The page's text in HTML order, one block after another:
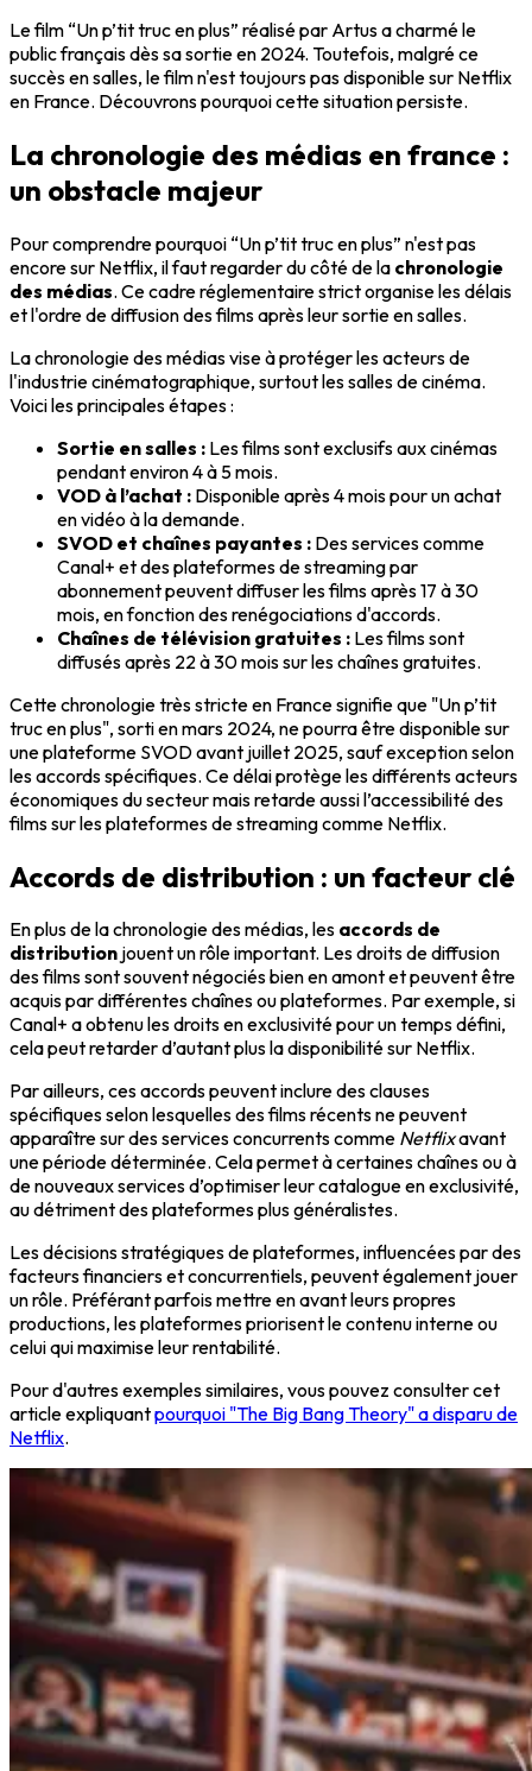
Le film “Un p’tit truc en plus” réalisé par Artus a charmé le
public français dès sa sortie en 2024. Toutefois, malgré ce
succès en salles, le film n'est toujours pas disponible sur Netflix
en France. Découvrons pourquoi cette situation persiste.
La chronologie des médias en france :
un obstacle majeur
Pour comprendre pourquoi “Un p’tit truc en plus” n'est pas
encore sur Netflix, il faut regarder du côté de la chronologie
des médias. Ce cadre réglementaire strict organise les délais
et l'ordre de diffusion des films après leur sortie en salles.
La chronologie des médias vise à protéger les acteurs de
l'industrie cinématographique, surtout les salles de cinéma.
Voici les principales étapes :
Sortie en salles : Les films sont exclusifs aux cinémas
pendant environ 4 à 5 mois.
VOD à l’achat : Disponible après 4 mois pour un achat
en vidéo à la demande.
SVOD et chaînes payantes : Des services comme
Canal+ et des plateformes de streaming par
abonnement peuvent diffuser les films après 17 à 30
mois, en fonction des renégociations d'accords.
Chaînes de télévision gratuites : Les films sont
diffusés après 22 à 30 mois sur les chaînes gratuites.
Cette chronologie très stricte en France signifie que "Un p’tit
truc en plus", sorti en mars 2024, ne pourra être disponible sur
une plateforme SVOD avant juillet 2025, sauf exception selon
les accords spécifiques. Ce délai protège les différents acteurs
économiques du secteur mais retarde aussi l’accessibilité des
films sur les plateformes de streaming comme Netflix.
Accords de distribution : un facteur clé
En plus de la chronologie des médias, les accords de
distribution jouent un rôle important. Les droits de diffusion
des films sont souvent négociés bien en amont et peuvent être
acquis par différentes chaînes ou plateformes. Par exemple, si
Canal+ a obtenu les droits en exclusivité pour un temps défini,
cela peut retarder d’autant plus la disponibilité sur Netflix.
Par ailleurs, ces accords peuvent inclure des clauses
spécifiques selon lesquelles des films récents ne peuvent
apparaître sur des services concurrents comme Netflixavant
une période déterminée. Cela permet à certaines chaînes ou à
de nouveaux services d’optimiser leur catalogue en exclusivité,
au détriment des plateformes plus généralistes.
Les décisions stratégiques de plateformes, influencées par des
facteurs financiers et concurrentiels, peuvent également jouer
un rôle. Préférant parfois mettre en avant leurs propres
productions, les plateformes priorisent le contenu interne ou
celui qui maximise leur rentabilité.
Pour d'autres exemples similaires, vous pouvez consulter cet
article expliquantpourquoi "The Big Bang Theory" a disparu de
Netflix.